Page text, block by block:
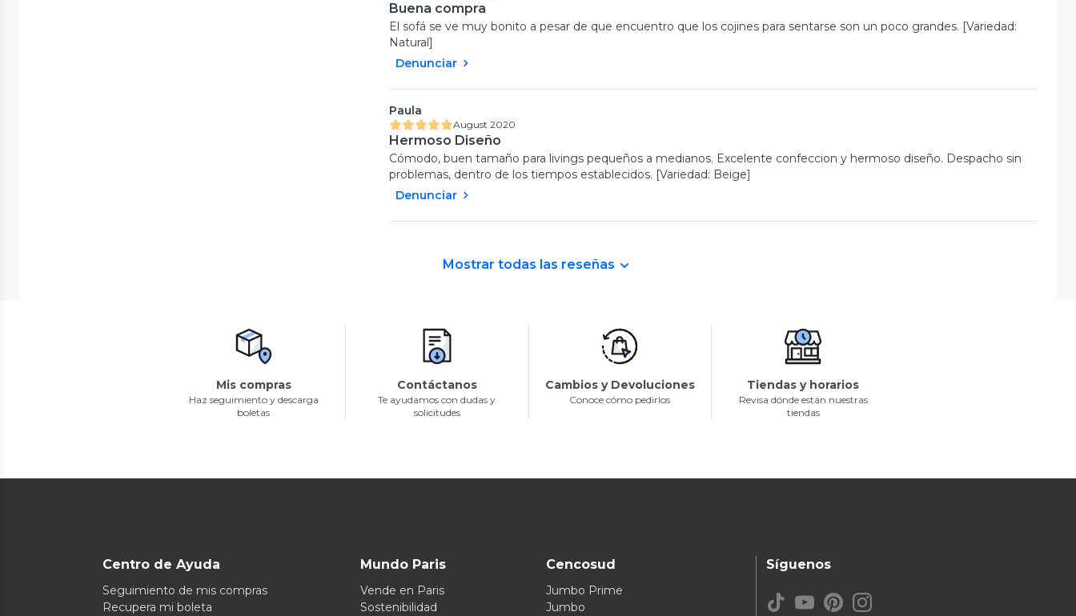
Buena compra
El sofá se ve muy bonito a pesar de que encuentro que los cojines para sentarse son un poco grandes. [Variedad:
Natural]
Denunciar
Paula
August 2020
Hermoso Diseño
Cómodo, buen tamaño para livings pequeños a medianos. Excelente confeccion y hermoso diseño. Despacho sin
problemas, dentro de los tiempos establecidos. [Variedad: Beige]
Denunciar
Mostrar todas las reseñas
Mis compras
Haz seguimiento y descarga
boletas
Contáctanos
Te ayudamos con dudas y
solicitudes
Cambios y Devoluciones
Conoce cómo pedirlos
Tiendas y horarios
Revisa dónde están nuestras
tiendas
Centro de Ayuda
Seguimiento de mis compras
Recupera mi boleta
Mundo Paris
Vende en Paris
Sostenibilidad
Cencosud
Jumbo Prime
Jumbo
Síguenos